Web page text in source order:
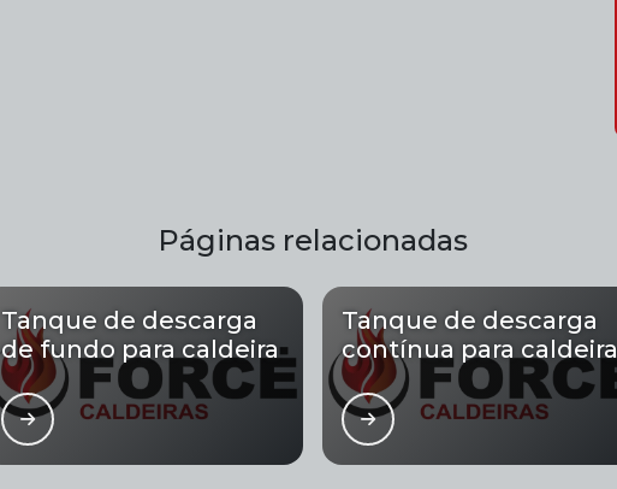
Páginas relacionadas
Tanque de descarga
de fundo para caldeira
Tanque de descarga
contínua para caldeira